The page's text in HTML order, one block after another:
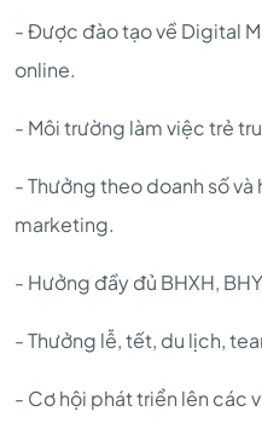
- Được đào tạo về Digital
online.
- Môi trường làm việc trẻ
- Thưởng theo doanh số
marketing.
- Hưởng đầy đủ BHXH,
- Thưởng lễ, tết, du lịch,
- Cơ hội phát triển lên các